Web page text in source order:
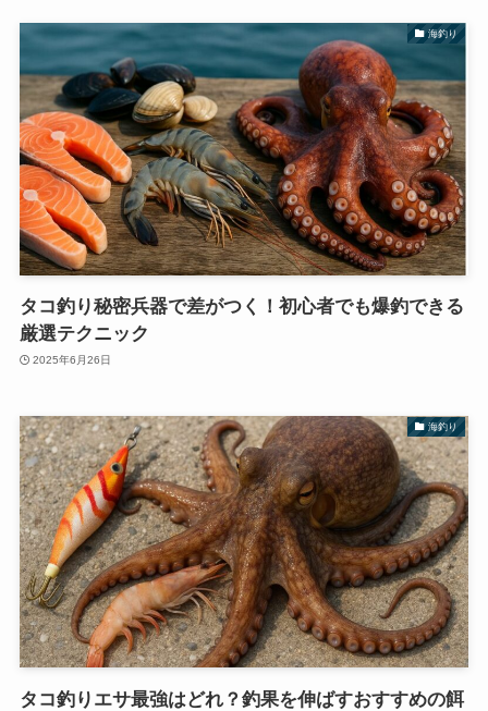
海釣り
タコ釣り秘密兵器で差がつく！初心者でも爆釣できる
厳選テクニック
2025年6月26日
海釣り
タコ釣りエサ最強はどれ？釣果を伸ばすおすすめの餌